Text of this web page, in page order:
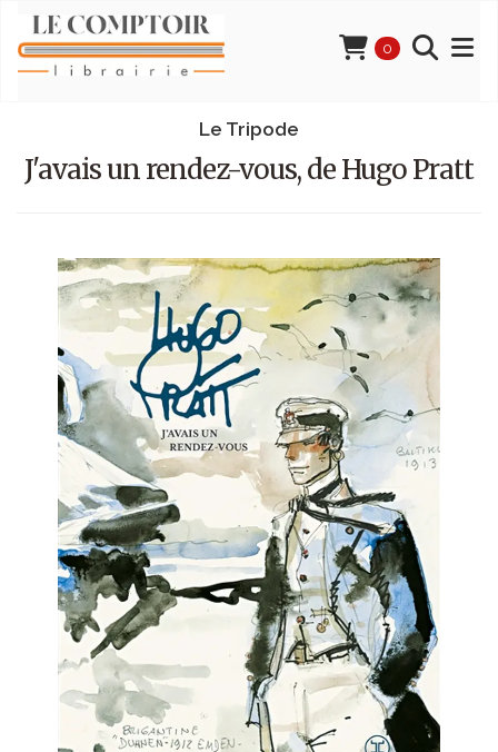
0
Le Tripode
J'avais un rendez-vous, de Hugo Pratt